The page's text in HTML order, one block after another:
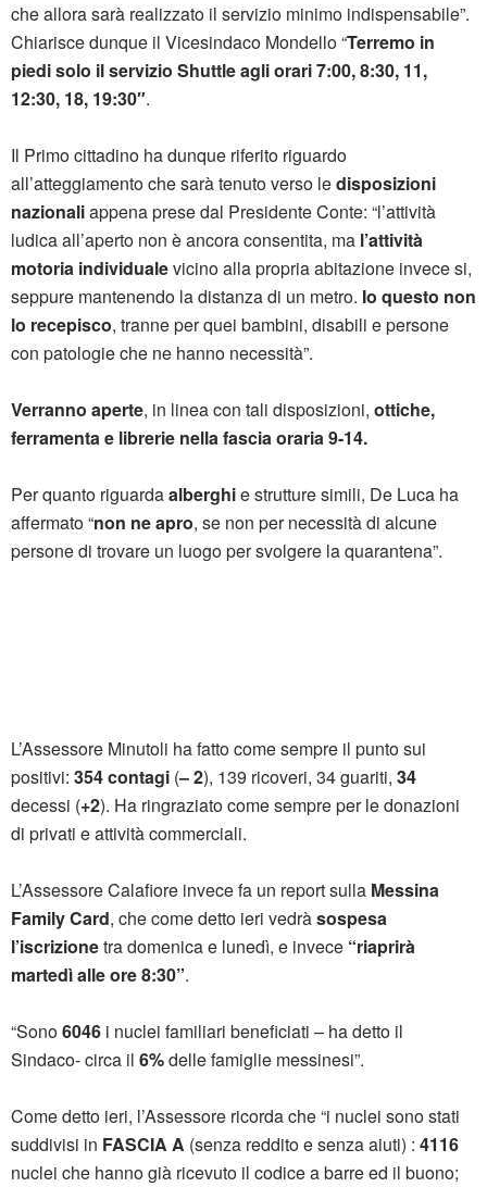
che allora sarà realizzato il servizio minimo indispensabile”.
Chiarisce dunque il Vicesindaco Mondello “Terremo in
piedi solo il servizio Shuttle agli orari 7:00, 8:30, 11,
12:30, 18, 19:30″.
Il Primo cittadino ha dunque riferito riguardo
all’atteggiamento che sarà tenuto verso ledisposizioni
nazionaliappena prese dal Presidente Conte: “l’attività
ludica all’aperto non è ancora consentita, ma l’attività
motoria individualevicino alla propria abitazione invece si,
seppure mantenendo la distanza di un metro. Io questo non
lo recepisco, tranne per quei bambini, disabili e persone
con patologie che ne hanno necessità”.
Verranno aperte, in linea con tali disposizioni, ottiche,
ferramenta e librerie nella fascia oraria 9-14.
Per quanto riguardaalberghie strutture simili, De Luca ha
affermato “non ne apro, se non per necessità di alcune
persone di trovare un luogo per svolgere la quarantena”.
L’Assessore Minutoli ha fatto come sempre il punto sui
positivi: 354 contagi (– 2), 139 ricoveri, 34 guariti, 34
decessi (+2). Ha ringraziato come sempre per le donazioni
di privati e attività commerciali.
L’Assessore Calafiore invece fa un report sulla Messina
Family Card, che come detto ieri vedràsospesa
l’iscrizionetra domenica e lunedì, e invece “riaprirà
martedì alle ore 8:30”.
“Sono6046 i nuclei familiari beneficiati – ha detto il
Sindaco- circa il 6%delle famiglie messinesi”.
Come detto ieri, l’Assessore ricorda che “i nuclei sono stati
suddivisi in FASCIA A (senza reddito e senza aiuti) : 4116
nuclei che hanno già ricevuto il codice a barre ed il buono;